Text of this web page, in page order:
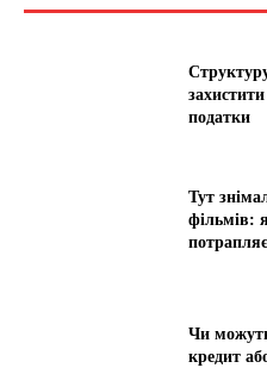
податки
Тут
фільмів:
Чи
кредит